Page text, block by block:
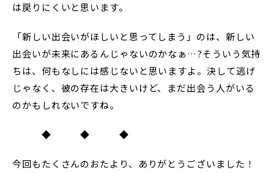
は戻りにくいと思います。
「新しい出会いがほしいと思ってしまう」のは、新しい
出会いが未来にあるんじゃないのかなぁ…?そういう気持
ちは、何もなしには感じないと思いますよ。決して逃げ
じゃなく、彼の存在は大きいけど、まだ出会う人がいる
のかもしれないですね。
◆ ◆ ◆
今回もたくさんのおたより、ありがとうございました！